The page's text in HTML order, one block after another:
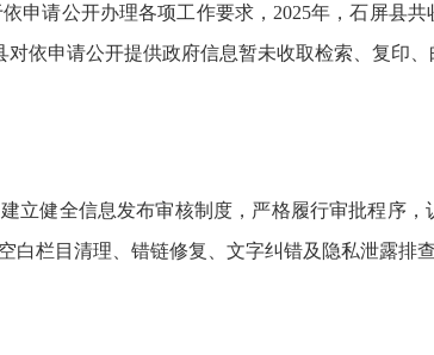
申请公开办理各项工作要求，2025年，石屏县
依申请公开提供政府信息暂未收取检索、复印
立健全信息发布审核制度，严格履行审批程序
栏目清理、错链修复、文字纠错及隐私泄露排